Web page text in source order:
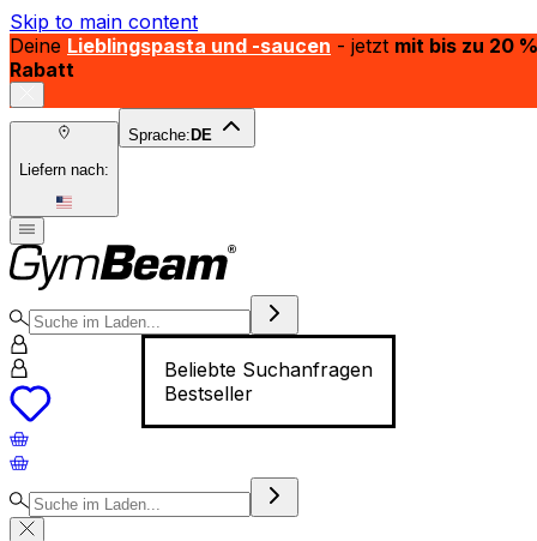
Skip to main content
Deine Lieblingspasta und -saucen - jetzt mit bis zu 20 %
Rabatt
Liefern nach:
Sprache: DE
Beliebte Suchanfragen
Bestseller